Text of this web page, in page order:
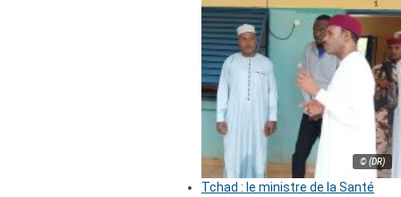
© (DR)
Tchad : le ministre de la Santé